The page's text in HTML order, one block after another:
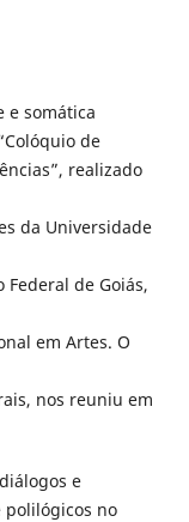
e somática
de
realizado
da Universidade
Federal de Goiás,
em Artes. O
nos reuniu em
e
no